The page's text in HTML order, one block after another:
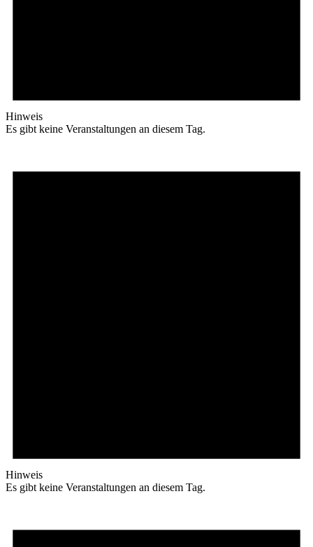
Hinweis
Es gibt keine Veranstaltungen an diesem Tag.
Hinweis
Es gibt keine Veranstaltungen an diesem Tag.